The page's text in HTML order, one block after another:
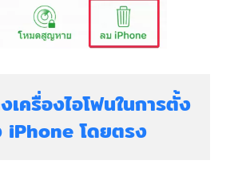
ครื่องไอโฟนในการตั้ง
iPhone โดยตรง